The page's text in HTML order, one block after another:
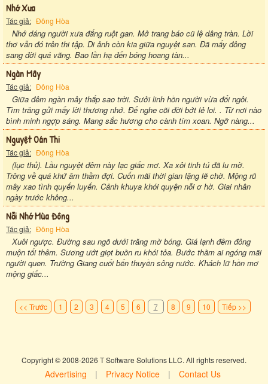
Nhớ Xưa
Tác giả: Đông Hòa
Nhớ dáng người xưa đắng ruột gan. Mở trang báo cũ lệ dâng tràn. Lời
thơ vẫn đó trên thi tập. Di ảnh còn kia giữa nguyệt san. Đã mấy đông
sang đời quá vãng. Bao lần hạ đến bóng hoang tàn...
Ngàn Mây
Tác giả: Đông Hòa
Giữa đêm ngàn mây thắp sao trời. Sưởi linh hồn người vừa đổi ngôi.
Tìm trăng gửi mấy lời thương nhớ. Để nghe cõi đời bớt lẻ loi. . Từ nơi nào
bình minh ngợp sáng. Mang sắc hương cho cành tím xoan. Ngỡ nàng...
Nguyệt Oán Thi
Tác giả: Đông Hòa
(lục thủ). Lầu nguyệt đêm này lạc giấc mơ. Xa xôi tinh tú đã lu mờ.
Trông về quá khứ âm thầm đợi. Cuốn mãi thời gian lặng lẽ chờ. Mộng rũ
mây xao tình quyến luyến. Cảnh khuya khói quyện nỗi ơ hờ. Giai nhân
ngày trước không...
Nỗi Nhớ Mùa Đông
Tác giả: Đông Hòa
Xuôi ngược. Đường sau ngõ dưới trăng mờ bóng. Giá lạnh đêm đông
muộn tối thêm. Sương ướt giọt buồn ru khói tỏa. Bước thầm ai ngóng mãi
người quen. Trường Giang cuối bến thuyền sông nước. Khách lữ hồn mơ
mộng giấc...
<< Trước 1 2 3 4 5 6 7 8 9 10 Tiếp >>
Copyright © 2008-2026 T Software Solutions LLC. All rights reserved.
Advertising | Privacy Notice | Contact Us